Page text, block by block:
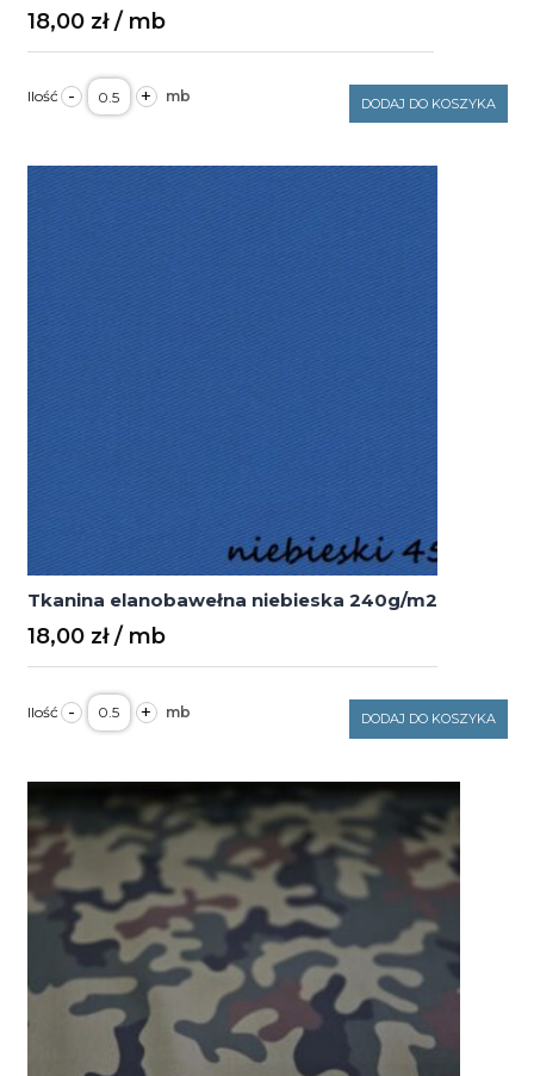
18,00 zł
- ilość
Tkanina
elanobawełna
+ DODAJ DO KOSZYKA
Tkanina elanobawełna niebieska 240g/m2
18,00 zł
- ilość
Tkanina
elanobawełna
+ DODAJ DO KOSZYKA